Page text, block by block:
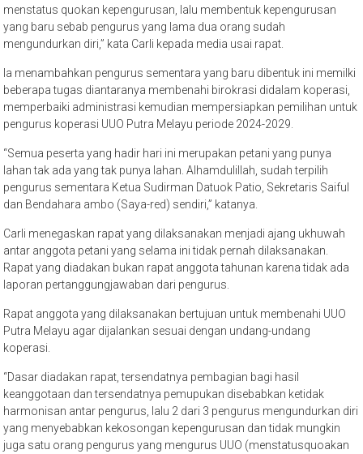
menstatus quokan kepengurusan, lalu membentuk kepengurusan
yang baru sebab pengurus yang lama dua orang sudah
mengundurkan diri,” kata Carli kepada media usai rapat.
Ia menambahkan pengurus sementara yang baru dibentuk ini memilki
beberapa tugas diantaranya membenahi birokrasi didalam koperasi,
memperbaiki administrasi kemudian mempersiapkan pemilihan untuk
pengurus koperasi UUO Putra Melayu periode 2024-2029.
“Semua peserta yang hadir hari ini merupakan petani yang punya
lahan tak ada yang tak punya lahan. Alhamdulillah, sudah terpilih
pengurus sementara Ketua Sudirman Datuok Patio, Sekretaris Saiful
dan Bendahara ambo (Saya-red) sendiri,” katanya.
Carli menegaskan rapat yang dilaksanakan menjadi ajang ukhuwah
antar anggota petani yang selama ini tidak pernah dilaksanakan.
Rapat yang diadakan bukan rapat anggota tahunan karena tidak ada
laporan pertanggungjawaban dari pengurus.
Rapat anggota yang dilaksanakan bertujuan untuk membenahi UUO
Putra Melayu agar dijalankan sesuai dengan undang-undang
koperasi.
“Dasar diadakan rapat, tersendatnya pembagian bagi hasil
keanggotaan dan tersendatnya pemupukan disebabkan ketidak
harmonisan antar pengurus, lalu 2 dari 3 pengurus mengundurkan diri
yang menyebabkan kekosongan kepengurusan dan tidak mungkin
juga satu orang pengurus yang mengurus UUO (menstatusquoakan